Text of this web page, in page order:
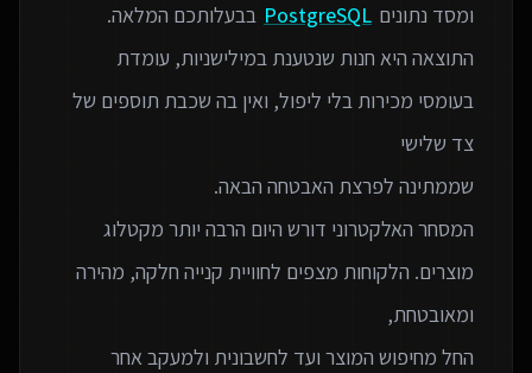
ומסד נתונים PostgreSQL
התוצאה היא חנות שנטענת במילישניות, עומדת
בעומסי מכירות בלי ליפול, ואין בה שכבת תוספים של
המסחר האלקטרוני דורש היום הרבה יותר מקטלוג
מוצרים. הלקוחות מצפים לחוויית קנייה חלקה, מהירה
החל מחיפוש המוצר ועד לחשבונית ולמעקב אחר